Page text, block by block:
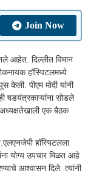
Join Now
आहेत. दिल्लीत विमान
हॉस्पिटलमध्ये
केली. पीएम मोदी यांनी
षडयंत्रकाऱ्यांना सोडले
अध्यक्षतेखाली एक बैठक
हॉस्पिटलला
योग्य उपचार मिळत आहे
आश्वासन दिले. त्यांनी